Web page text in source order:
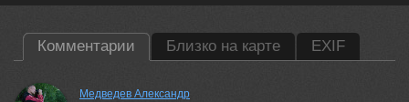
Комментарии Близко на карте EXIF
Медведев Александр